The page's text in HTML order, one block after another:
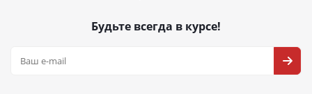
Будьте всегда в курсе!